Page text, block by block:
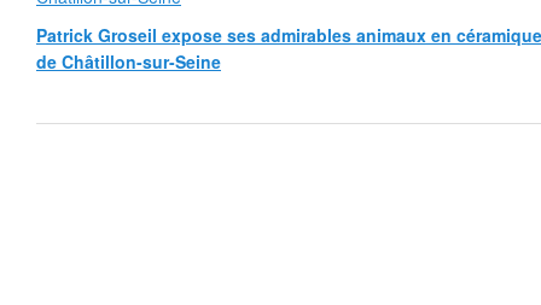
Patrick Groseil expose ses admirables animaux en
de Châtillon-sur-Seine